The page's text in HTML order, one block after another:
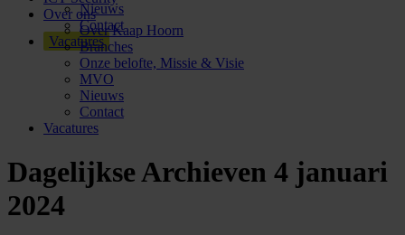
Nieuws
Contact
Vacatures
Over ons
Over Kaap Hoorn
Branches
Onze belofte, Missie & Visie
MVO
Nieuws
Contact
Vacatures
Dagelijkse Archieven 4 januari
2024